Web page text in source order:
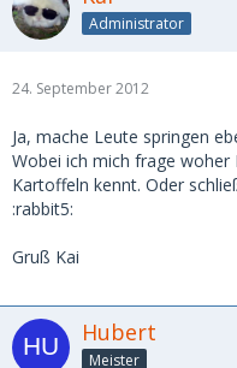
Administrator
24. September 2012
Ja, mache Leute springen
Wobei ich mich frage woher
Kartoffeln kennt. Oder
:rabbit5:
Gruß Kai
Hubert
Meister